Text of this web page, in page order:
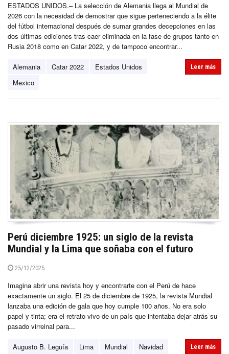
ESTADOS UNIDOS.– La selección de Alemania llega al Mundial de
2026 con la necesidad de demostrar que sigue perteneciendo a la élite
del fútbol internacional después de sumar grandes decepciones en las
dos últimas ediciones tras caer eliminada en la fase de grupos tanto en
Rusia 2018 como en Catar 2022, y de tampoco encontrar...
Alemania Catar 2022
Estados Unidos
Mexico
Leer más
Perú diciembre 1925: un siglo de la revista
Mundial y la Lima que soñaba con el futuro
25/12/2025
Imagina abrir una revista hoy y encontrarte con el Perú de hace
exactamente un siglo. El 25 de diciembre de 1925, la revista Mundial
lanzaba una edición de gala que hoy cumple 100 años. No era solo
papel y tinta; era el retrato vivo de un país que intentaba dejar atrás su
pasado virreinal para...
Augusto B. Leguía Lima Mundial Navidad Leer más